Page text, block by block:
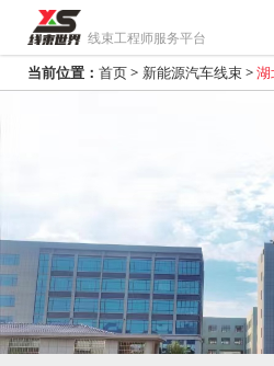
线束工程师服务平台
当前位置： 首页> 新能源汽车线束>湖